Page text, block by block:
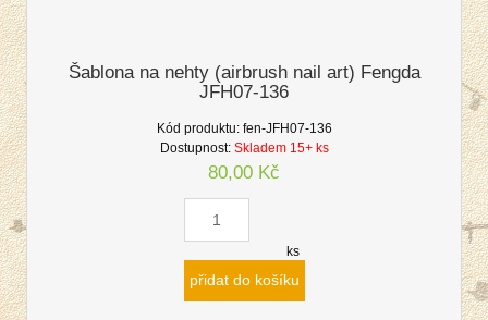
Šablona na nehty (airbrush nail art) Fengda
JFH07-136
Kód produktu: fen-JFH07-136
Dostupnost: Skladem 15+ ks
80,00 Kč
ks
přidat do košíku